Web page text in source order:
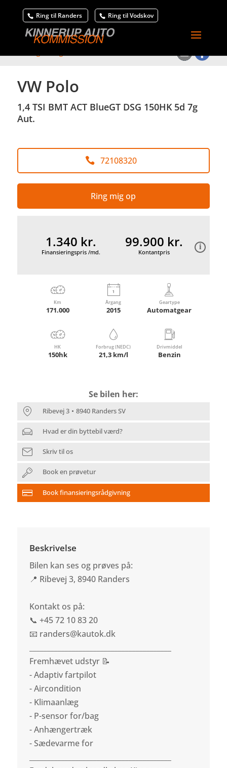
Ring til Randers Ring til Vodskov
VW Polo
1,4 TSI BMT ACT BlueGT DSG 150HK 5d 7g
Aut.
72108320
Ring mig op
1.340 kr.
Finansieringspris /md.
99.900 kr.
Kontantpris
Km
171.000
Årgang
2015
Geartype
Automatgear
HK
150hk
Forbrug (NEDC)
21,3 km/l
Drivmiddel
Benzin
Se bilen her:
Ribevej 3 8940 Randers SV
Hvad er din byttebil værd?
Skriv til os
Book en prøvetur
Book finansieringsrådgivning
Beskrivelse
Bilen kan ses og prøves på:
📍 Ribevej 3, 8940 Randers
Kontakt os på:
📞 +45 72 10 83 20
📧 randers@kautok.dk
Fremhævet udstyr 📝
- Adaptiv fartpilot
- Aircondition
- Klimaanlæg
- P-sensor for/bag
- Anhængertræk
- Sædevarme for